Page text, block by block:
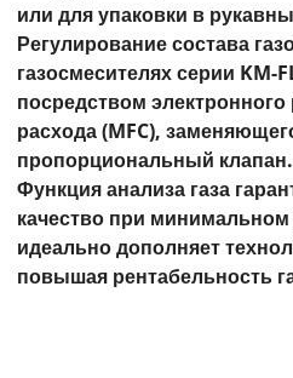
или для упаковки в
Регулирование состава
газосмесителях серии KM-
посредством
расхода (MFC),
пропорциональный клапан.
Функция анализа газа
качество при минимальном
идеально дополняет
повышая рентабельность